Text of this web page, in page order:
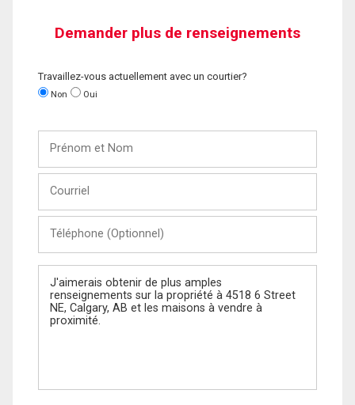
Demander plus de renseignements
Travaillez-vous actuellement avec un courtier?
Non Oui
Nom
(Optionnel)
Message